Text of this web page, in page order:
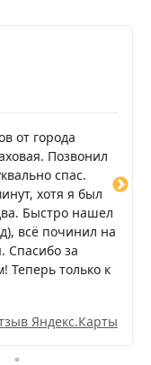
от города
Позвонил
спас.
хотя я был
Быстро нашел
всё починил на
Спасибо за
Теперь только к
Яндекс.Карты